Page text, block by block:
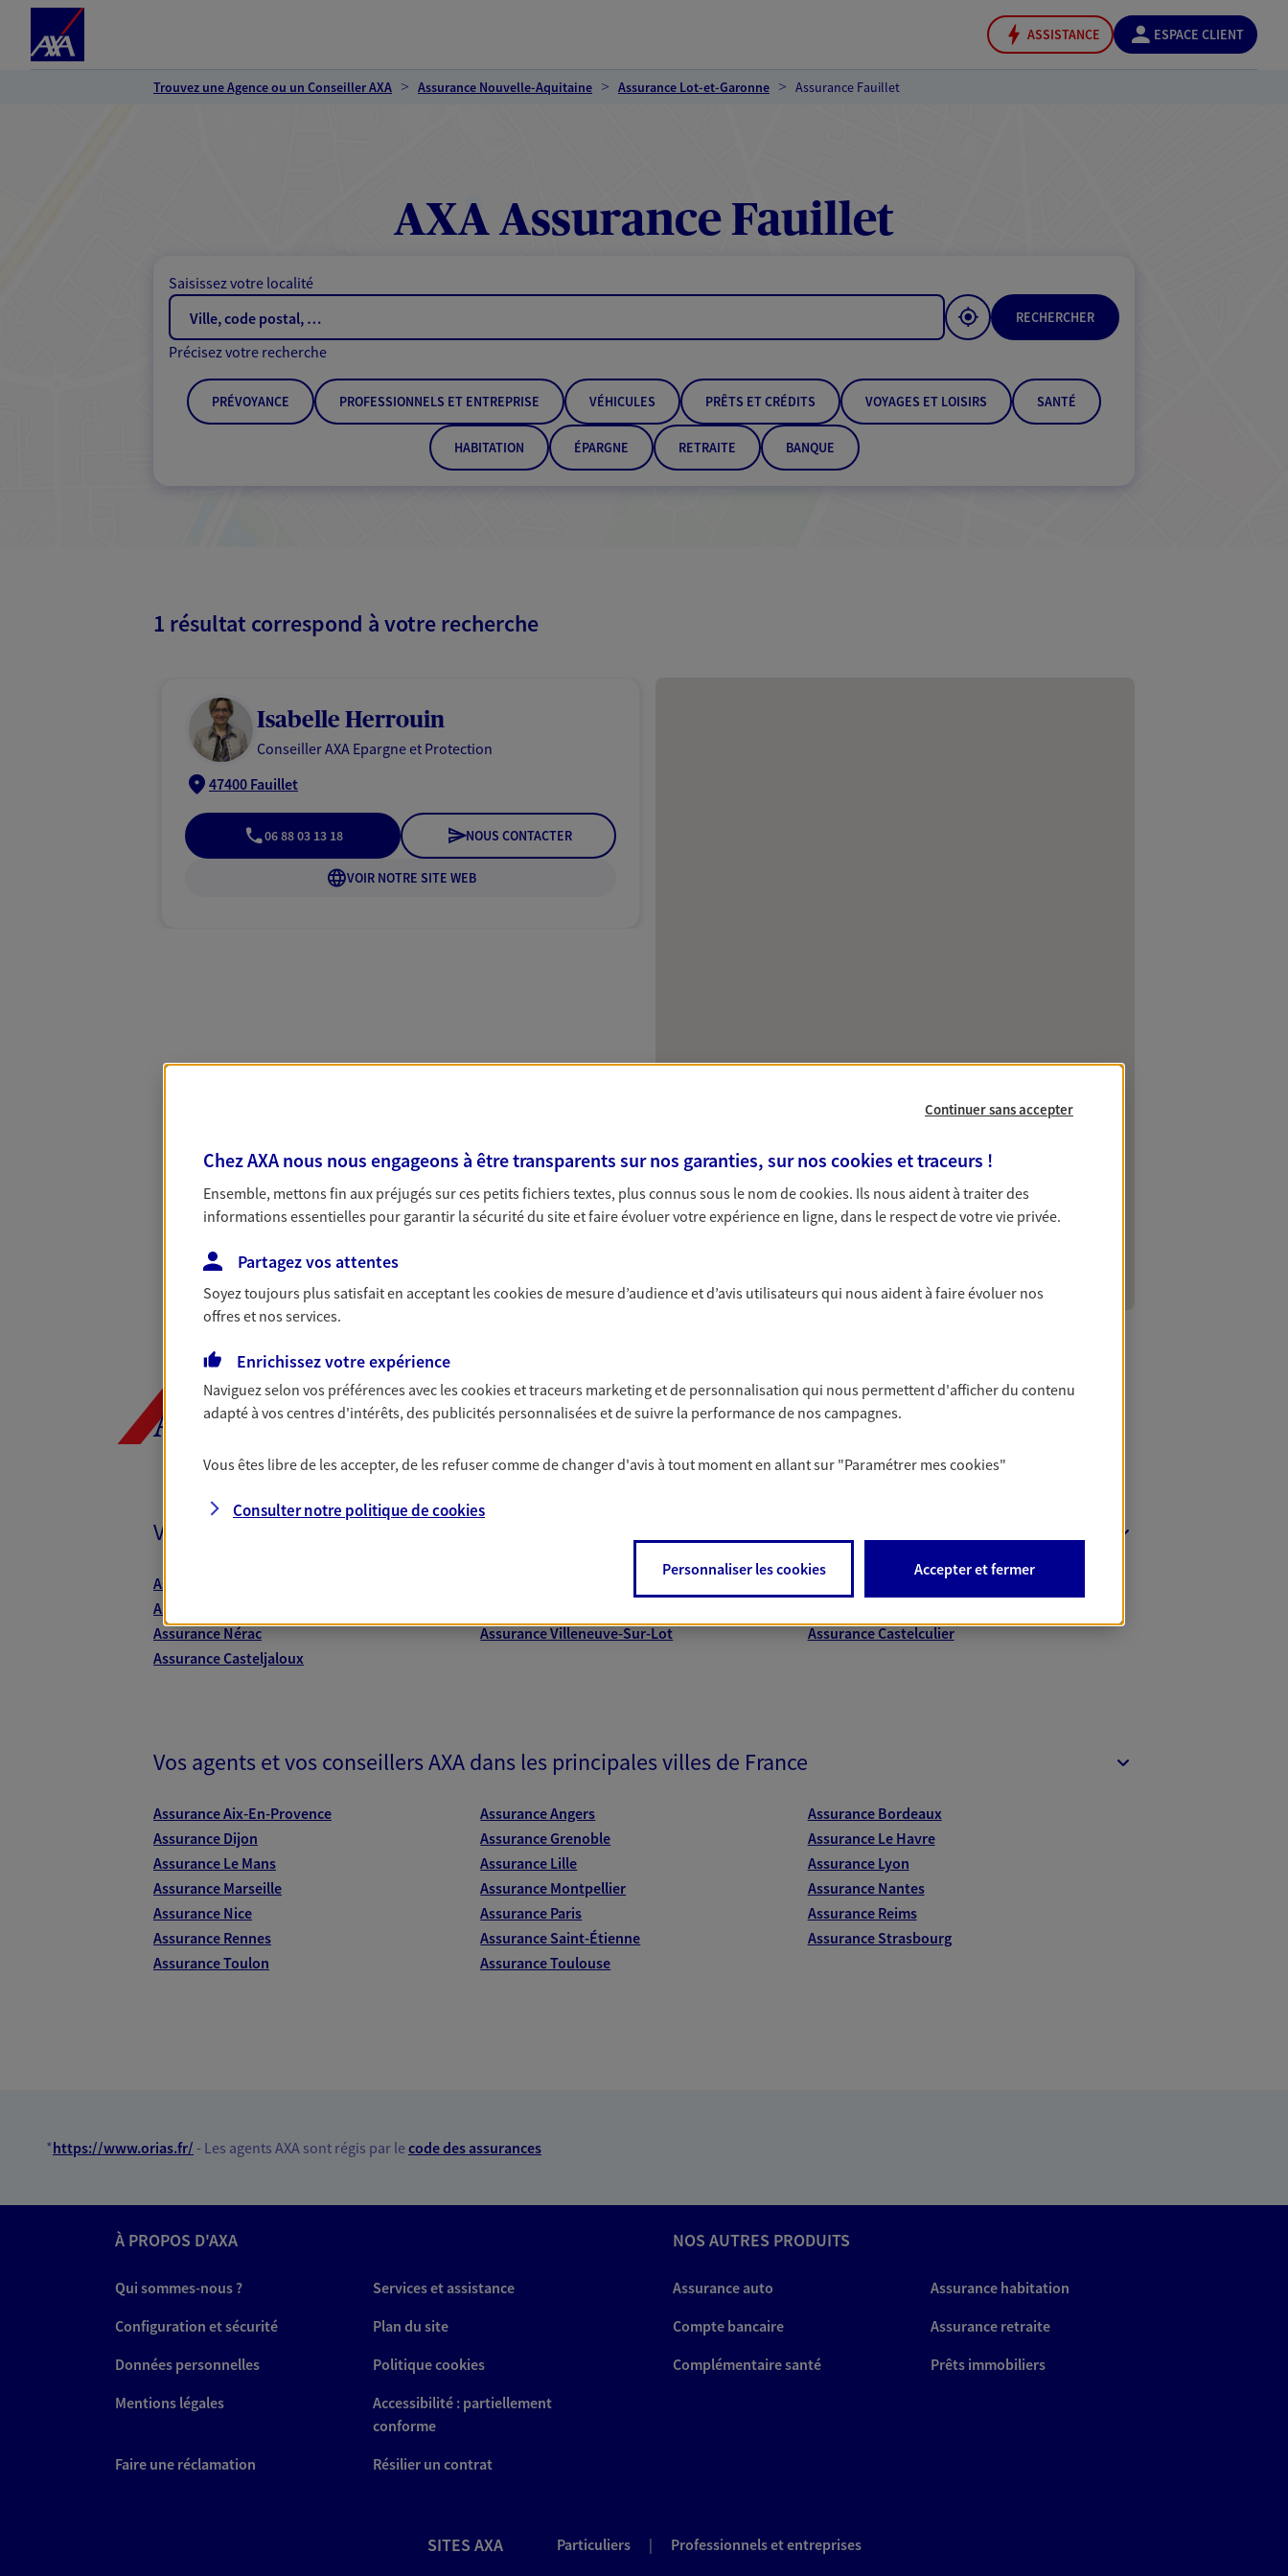
ASSISTANCE ESPACE CLIENT
Trouvez une Agence ou un Conseiller AXA Assurance Nouvelle-Aquitaine Assurance Lot-et-Garonne Assurance Fauillet
AXA Assurance Fauillet
Saisissez votre localité
RECHERCHER
Précisez votre recherche
PRÉVOYANCE PROFESSIONNELS ET ENTREPRISE VÉHICULES PRÊTS ET CRÉDITS VOYAGES ET LOISIRS SANTÉ
HABITATION ÉPARGNE RETRAITE BANQUE
1 résultat correspond à votre recherche
Isabelle Herrouin
Conseiller AXA Epargne et Protection
47400 Fauillet
06 88 03 13 18 NOUS CONTACTER
VOIR NOTRE SITE WEB
AXA, toujours proche de vous
Vos agents et vos conseillers AXA dans les principales villes du département
Assurance Agen
Assurance Casseneuil
Assurance Nérac
Assurance Villeneuve-Sur-Lot
Assurance Castelculier
Assurance Casteljaloux
Vos agents et vos conseillers AXA dans les principales villes de France
Assurance Aix-En-Provence Assurance Angers
Assurance Bordeaux
Assurance Dijon
Assurance Grenoble
Assurance Le Havre
Assurance Le Mans
Assurance Lille
Assurance Lyon
Assurance Marseille
Assurance Montpellier
Assurance Nantes
Assurance Nice
Assurance Paris
Assurance Reims
Assurance Rennes
Assurance Saint-Étienne
Assurance Strasbourg
Assurance Toulon
Assurance Toulouse
*https://www.orias.fr/ - Les agents AXA sont régis par lecode des assurances
À PROPOS D'AXA
Qui sommes-nous ?
Services et assistance
Configuration et sécurité
Plan du site
Données personnelles
Politique cookies
Mentions légales
Accessibilité : partiellement
conforme
Faire une réclamation
Résilier un contrat
NOS AUTRES PRODUITS
Assurance auto
Assurance habitation
Compte bancaire
Assurance retraite
Complémentaire santé
Prêts immobiliers
SITES AXA Particuliers | Professionnels et entreprises
Continuer sans accepter
Chez AXA nous nous engageons à être transparents sur nos garanties, sur nos cookies et traceurs !
Ensemble, mettons fin aux préjugés sur ces petits fichiers textes, plus connus sous le nom decookies. Ils nous aident à traiter des
informations essentielles pour garantir la sécurité du site et faire évoluer votre expérience en ligne, dans le respect de votre vie privée.
Partagez vos attentes
Soyez toujours plus satisfait en acceptant lescookiesde mesure d’audience et d’avis utilisateurs qui nous aident à faire évoluer nos
offres et nos services.
Enrichissez votre expérience
Naviguez selon vos préférences avec lescookies et traceurs marketing et de personnalisation qui nous permettent d'afficher du contenu
adapté à vos centres d'intérêts, des publicités personnalisées et de suivre la performance de nos campagnes.
Vous êtes libre de les accepter, de les refuser comme de changer d'avis à tout moment en allant sur "Paramétrer mescookies"
Consulter notre politique decookies
Personnaliser les cookies Accepter et fermer